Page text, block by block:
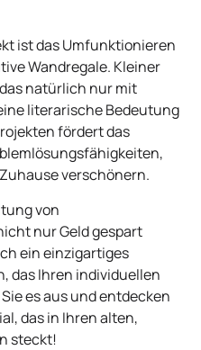
ist das Umfunktionieren
Wandregale. Kleiner
natürlich nur mit
literarische Bedeutung
fördert das
verschönern.
von
nur Geld gespart
ein einzigartiges
das Ihren individuellen
es aus und entdecken
das in Ihren alten,
steckt!